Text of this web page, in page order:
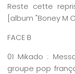
Reste cette
[album "Boney M
FACE B
01 Mikado :
groupe pop